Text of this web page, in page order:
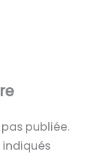
publiée.